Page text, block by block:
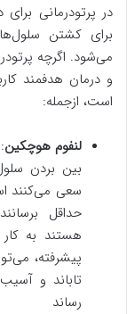
در پرتودرمانی
برای کشتن
می‌شود. اگرچه
و درمان هدفمند
است، ازجمله:
لنفوم هوچکین
بین بردن
سعی می‌کنند
حداقل
هستند به کار
پیشرفته،
تاباند و
رساند